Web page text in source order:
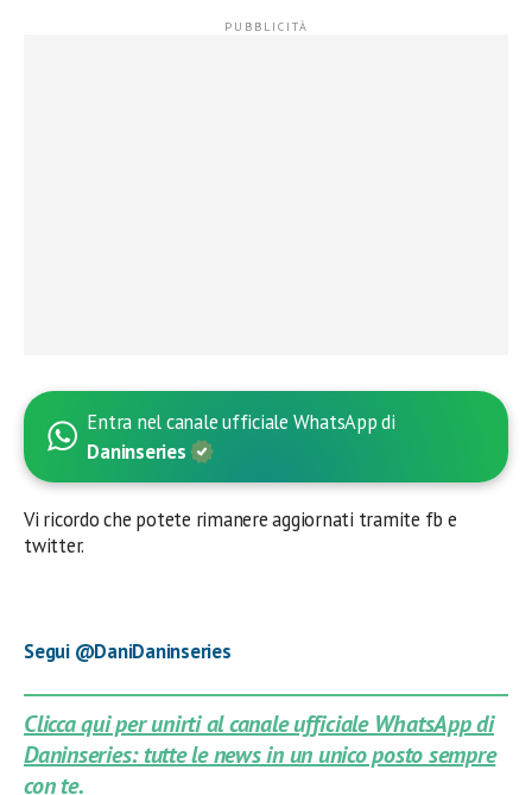
Entra nel canale ufficiale WhatsApp di
Daninseries
Vi ricordo che potete rimanere aggiornati tramite fb e
twitter.
Segui @DaniDaninseries
Clicca qui per unirti al canale ufficiale WhatsApp di
Daninseries: tutte le news in un unico posto sempre
con te.